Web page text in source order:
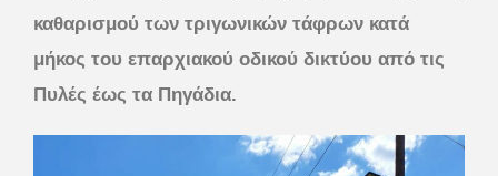
καθαρισμού των τριγωνικών τάφρων κατά
μήκος του επαρχιακού οδικού δικτύου από τις
Πυλές έως τα Πηγάδια.